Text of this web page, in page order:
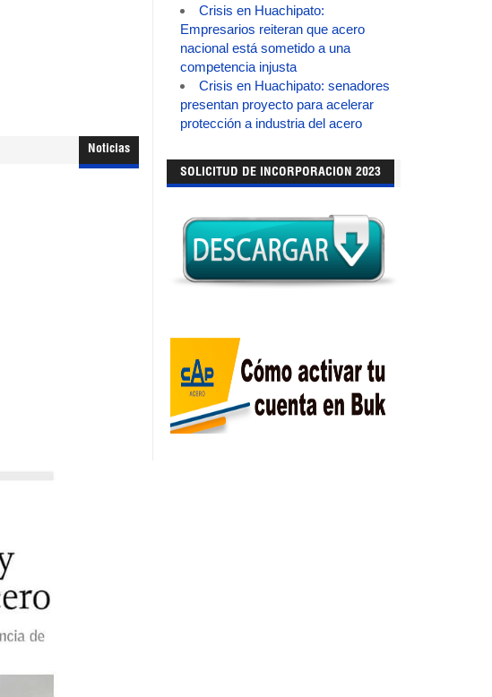
Noticias
Crisis en Huachipato:
Empresarios reiteran que acero
nacional está sometido a una
competencia injusta
Crisis en Huachipato: senadores
presentan proyecto para acelerar
protección a industria del acero
SOLICITUD DE INCORPORACION 2023